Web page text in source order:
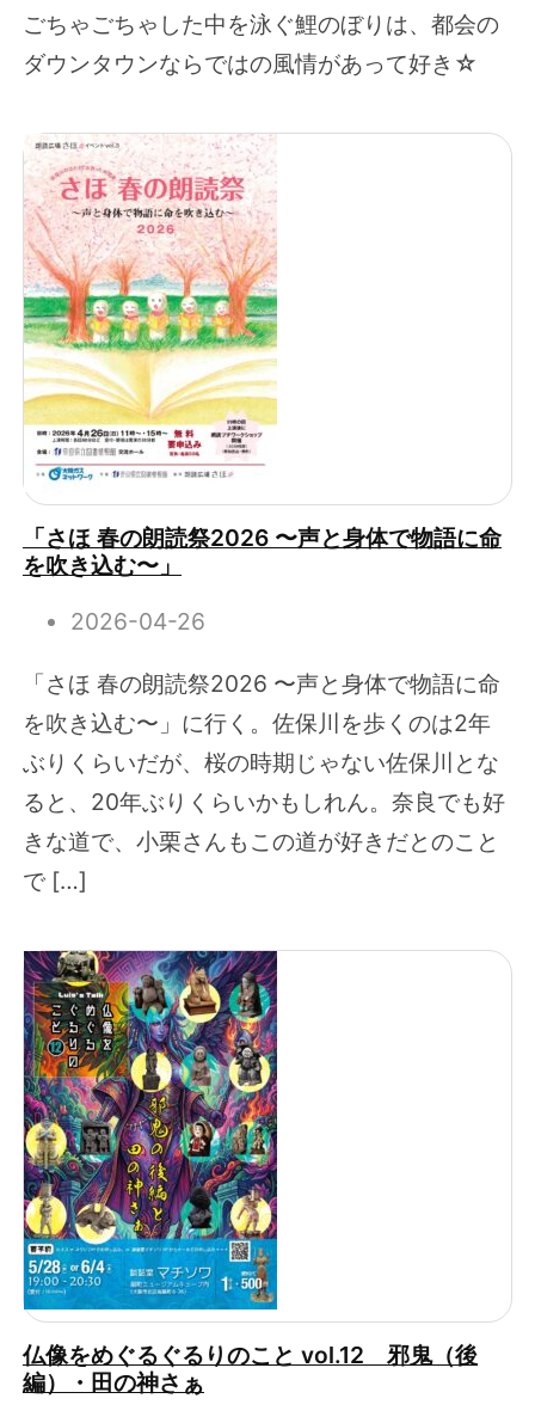
ごちゃごちゃした中を泳ぐ鯉のぼりは、都会の
ダウンタウンならではの風情があって好き☆
「さほ 春の朗読祭2026 〜声と身体で物語に命
を吹き込む〜」
2026-04-26
「さほ 春の朗読祭2026 〜声と身体で物語に命
を吹き込む〜」に行く。佐保川を歩くのは2年
ぶりくらいだが、桜の時期じゃない佐保川とな
ると、20年ぶりくらいかもしれん。奈良でも好
きな道で、小栗さんもこの道が好きだとのこと
で […]
仏像をめぐるぐるりのこと vol.12 邪鬼（後
編）・田の神さぁ